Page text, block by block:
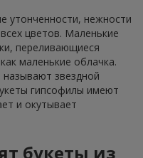
утонченности, нежности
цветов. Маленькие
переливающиеся
маленькие облачка.
звездной
гипсофилы имеют
и окутывает
букеты из